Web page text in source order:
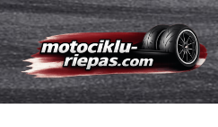
Skip
to
navigation
Skip
to
content
Riepas